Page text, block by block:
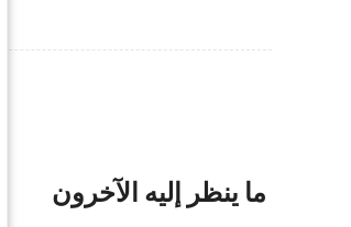
ما ينظر إليه الآخرون